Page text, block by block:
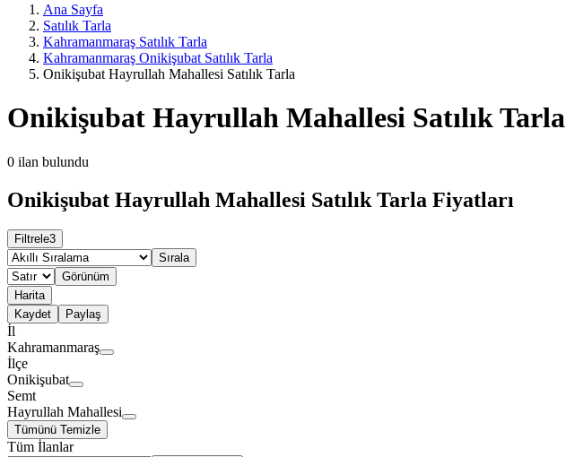
Ana Sayfa
Satılık Tarla
Kahramanmaraş Satılık Tarla
Kahramanmaraş Onikişubat Satılık Tarla
Onikişubat Hayrullah Mahallesi Satılık Tarla
Onikişubat Hayrullah Mahallesi Satılık Tarla
0 ilan bulundu
Onikişubat Hayrullah Mahallesi Satılık Tarla Fiyatları
Filtrele3
Sırala
Görünüm
Harita
Kaydet
Paylaş
İl
Kahramanmaraş
İlçe
Onikişubat
Semt
Hayrullah Mahallesi
Tümünü Temizle
Tüm İlanlar